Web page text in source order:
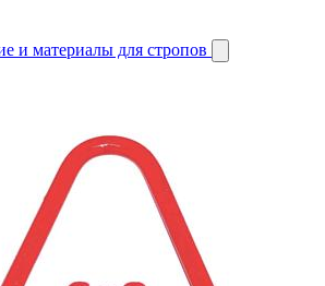
и материалы для стропов